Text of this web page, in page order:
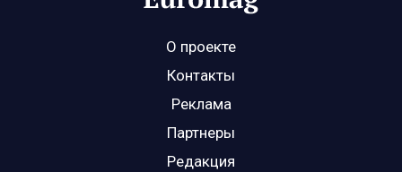
О проекте
Контакты
Реклама
Партнеры
Редакция